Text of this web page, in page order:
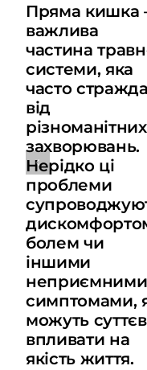
Пряма кишка
важлива
частина
системи, яка
часто
від
різноманітних
захворювань.
Нерідко ці
проблеми
болем чи
іншими
неприємними
симптомами,
можуть
впливати на
якість життя.